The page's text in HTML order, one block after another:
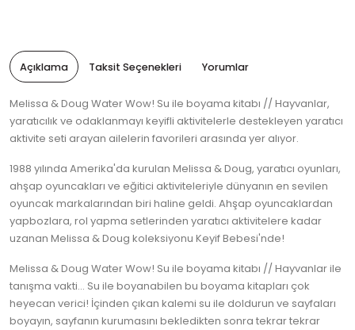
Açıklama Taksit Seçenekleri Yorumlar
Melissa & Doug Water Wow! Su ile boyama kitabı // Hayvanlar,
yaratıcılık ve odaklanmayı keyifli aktivitelerle destekleyen yaratıcı
aktivite seti arayan ailelerin favorileri arasında yer alıyor.
1988 yılında Amerika'da kurulan Melissa & Doug, yaratıcı oyunları,
ahşap oyuncakları ve eğitici aktiviteleriyle dünyanın en sevilen
oyuncak markalarından biri haline geldi. Ahşap oyuncaklardan
yapbozlara, rol yapma setlerinden yaratıcı aktivitelere kadar
uzanan Melissa & Doug koleksiyonu Keyif Bebesi'nde!
Melissa & Doug Water Wow! Su ile boyama kitabı // Hayvanlar ile
tanışma vakti... Su ile boyanabilen bu boyama kitapları çok
heyecan verici! İçinden çıkan kalemi su ile doldurun ve sayfaları
boyayın, sayfanın kurumasını bekledikten sonra tekrar tekrar